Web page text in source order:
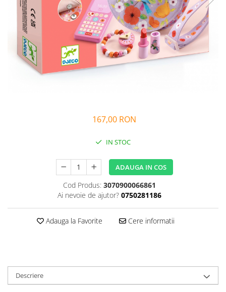
Alfabet si matematica
Jocuri de memorie si inteligenta
Seria Lectia de sanatate
Editura Litera
Editura Galaxia Copiilor
Colectia PIXI
Pisicile Războinice
167,00 RON
IN STOC
ADAUGA IN COS
Cod Produs: 3070900066861
Ai nevoie de ajutor? 0750281186
Adauga la Favorite Cere informatii
Descriere